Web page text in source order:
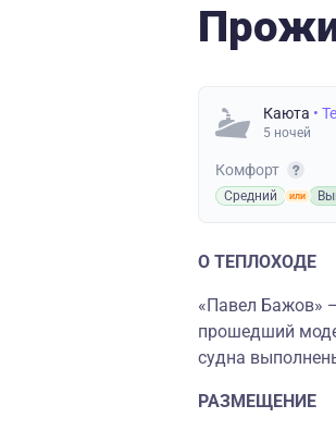
Каюта •
5 ночей
Комфорт
Средний
О ТЕПЛОХОДЕ
«Павел Бажов»
прошедший
судна
РАЗМЕЩЕНИЕ